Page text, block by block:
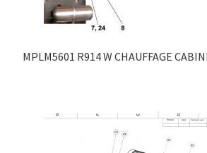
MPLM5601 R914 W CHAUFFAGE